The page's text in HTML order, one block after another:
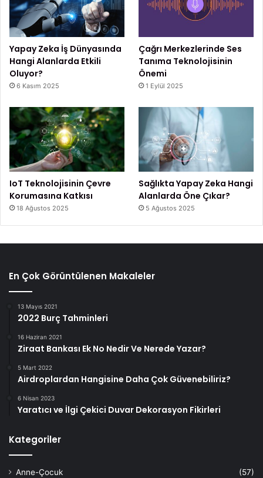
Yapay Zeka İş Dünyasında
Hangi Alanlarda Etkili
Oluyor?
6 Kasım 2025
Çağrı Merkezlerinde Ses
Tanıma Teknolojisinin
Önemi
1 Eylül 2025
IoT Teknolojisinin Çevre
Korumasına Katkısı
18 Ağustos 2025
Sağlıkta Yapay Zeka Hangi
Alanlarda Öne Çıkar?
5 Ağustos 2025
En Çok Görüntülenen Makaleler
13 Mayıs 2021
2022 Burç Tahminleri
16 Haziran 2021
Ziraat Bankası Ek No Nedir Ve Nerede Yazar?
5 Mart 2022
Airdroplardan Hangisine Daha Çok Güvenebiliriz?
6 Nisan 2023
Yaratıcı ve İlgi Çekici Duvar Dekorasyon Fikirleri
Kategoriler
Anne-Çocuk
(57)